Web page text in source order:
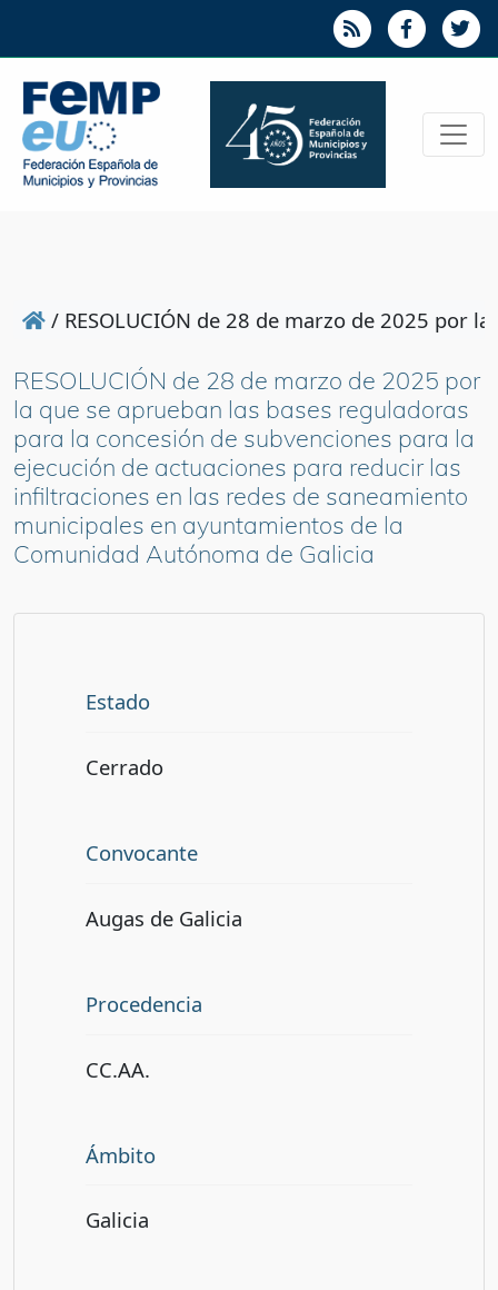
/ RESOLUCIÓN de 28 de marzo de 2025 por
RESOLUCIÓN de 28 de marzo de 2025 por
la que se aprueban las bases reguladoras
para la concesión de subvenciones para la
ejecución de actuaciones para reducir las
infiltraciones en las redes de saneamiento
municipales en ayuntamientos de la
Comunidad Autónoma de Galicia
Estado
Cerrado
Convocante
Augas de Galicia
Procedencia
CC.AA.
Ámbito
Galicia